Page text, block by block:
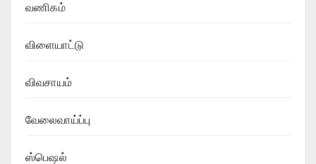
வணிகம்
விளையாட்டு
விவசாயம்
வேலைவாய்ப்பு
ஸ்பெஷல்